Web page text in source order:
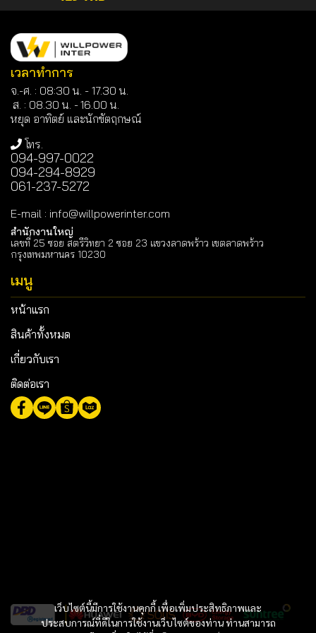
เว็บไซต์นี้มีการใช้งานคุกกี้ เพื่อเพิ่มประสิทธิภาพและ
ประสบการณ์ที่ดีในการใช้งานเว็บไซต์ของท่าน ท่านสามารถ
เวลาทำการ
จ.-ศ. : 08:30 น. - 17.30 น.
ส. : 08.30 น. -16.00 น.
หยุด อาทิตย์ และนักขัตฤกษณ์
โทร.
094-997-0022
094-294-8929
061-237-5272
E-mail : info@willpowerinter.com
สำนักงานใหญ่
เลขที่ 25 ซอย สตรีวิทยา 2 ซอย 23 แขวงลาดพร้าว เขตลาดพร้าว
กรุงเทพมหานคร 10230
เมนู
หน้าแรก
สินค้าทั้งหมด
เกี่ยวกับเรา
ติดต่อเรา